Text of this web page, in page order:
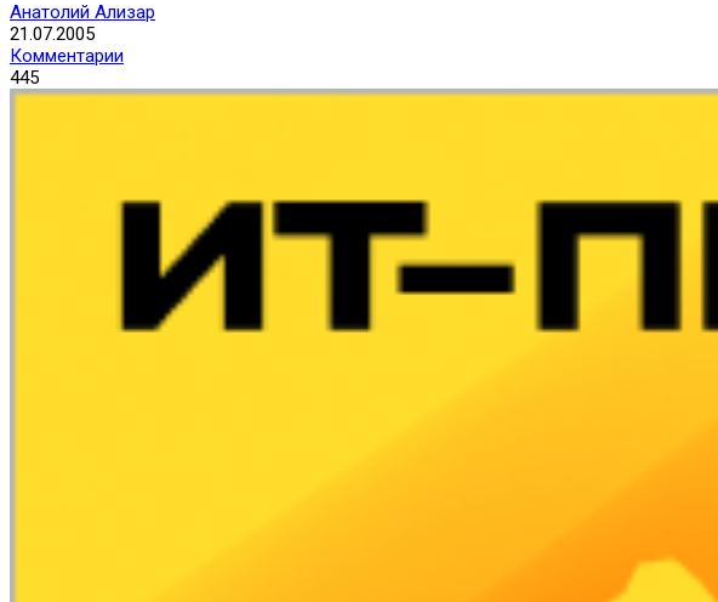
Анатолий Ализар
21.07.2005
Комментарии
445